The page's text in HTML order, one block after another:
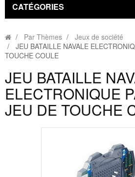
CATÉGORIES
Par Thèmes
Jeux de société
JEU BATAILLE NAVALE
TOUCHE COULE
JEU BATAILLE
ELECTRONIQUE
JEU DE TOUCHE